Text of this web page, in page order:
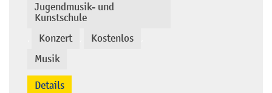
Jugendmusik- und
Kunstschule
Konzert Kostenlos
Musik
Details